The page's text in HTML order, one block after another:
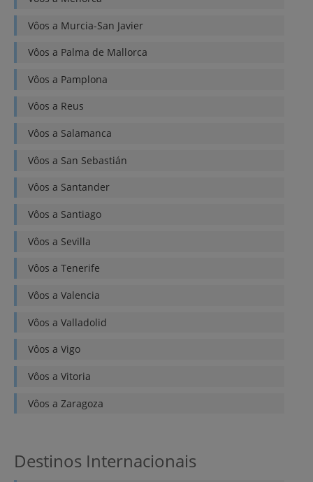
Vôos a Murcia-San Javier
Vôos a Palma de Mallorca
Vôos a Pamplona
Vôos a Reus
Vôos a Salamanca
Vôos a San Sebastián
Vôos a Santander
Vôos a Santiago
Vôos a Sevilla
Vôos a Tenerife
Vôos a Valencia
Vôos a Valladolid
Vôos a Vigo
Vôos a Vitoria
Vôos a Zaragoza
Destinos Internacionais